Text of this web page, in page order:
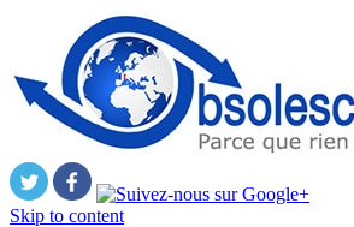
Skip to content